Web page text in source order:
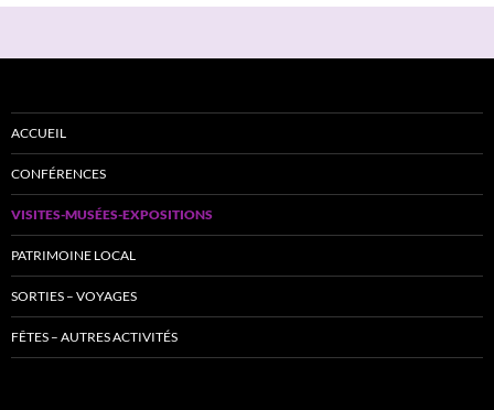
ACCUEIL
CONFÉRENCES
VISITES-MUSÉES-EXPOSITIONS
PATRIMOINE LOCAL
SORTIES – VOYAGES
FÊTES – AUTRES ACTIVITÉS